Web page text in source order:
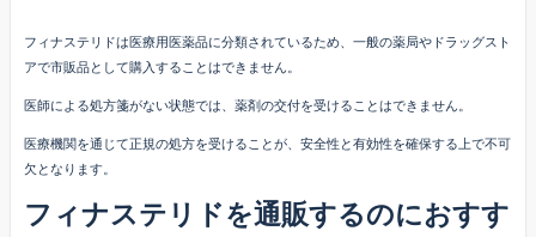
フィナステリドは医療用医薬品に分類されているため、一般の薬局やドラッグスト
アで市販品として購入することはできません。
医師による処方箋がない状態では、薬剤の交付を受けることはできません。
医療機関を通じて正規の処方を受けることが、安全性と有効性を確保する上で不可
欠となります。
フィナステリドを通販するのにおすす